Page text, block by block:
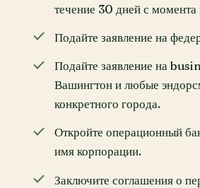
течение 30 дней с момента
Подайте заявление на
Подайте заявление на
Вашингтон и любые
конкретного города.
Откройте операционный
имя корпорации.
Заключите соглашения о